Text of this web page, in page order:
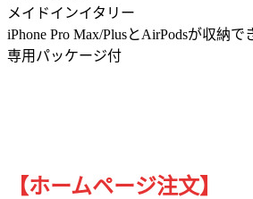
メイドインイタリー
iPhone Pro Max/PlusとAirPodsが収納で
専用パッケージ付
【ホームページ注文】